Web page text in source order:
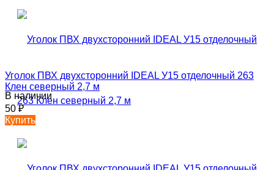
Уголок ПВХ двухсторонний IDEAL У15 отделочный 263
Клен северный 2,7 м
В наличии
50₽
Купить